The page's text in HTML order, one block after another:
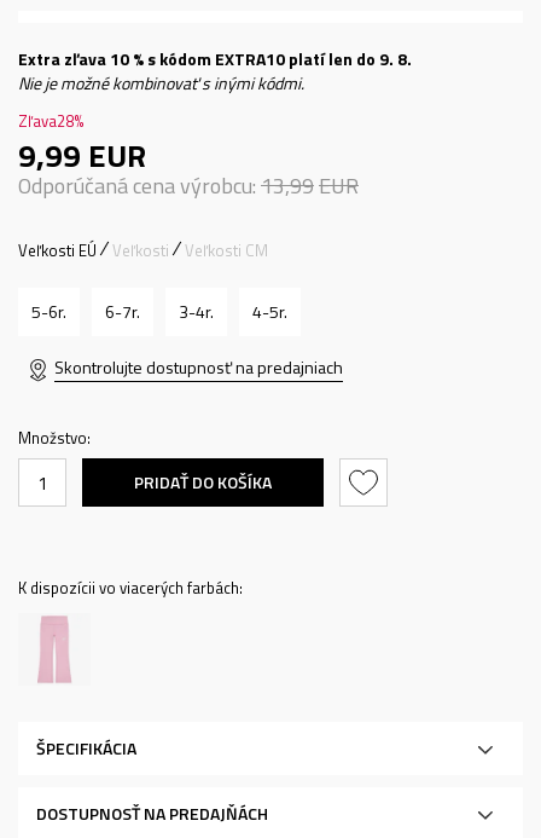
Extra zľava 10 % s kódom EXTRA10 platí len do 9. 8.
Nie je možné kombinovať s inými kódmi.
Zľava28%
9,99 EUR
Odporúčaná cena výrobcu:13,99EUR
Veľkosti EÚ Veľkosti Veľkosti CM
5-6r. 6-7r. 3-4r. 4-5r.
Skontrolujte dostupnosť na predajniach
Množstvo:
PRIDAŤ DO KOŠÍKA
K dispozícii vo viacerých farbách:
ŠPECIFIKÁCIA
DOSTUPNOSŤ NA PREDAJŇÁCH